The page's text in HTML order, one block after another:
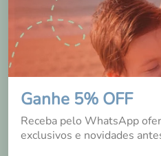
Ganhe 5% OFF
Receba pelo WhatsApp
exclusivos e novidades
NOSSOS
Tem esse produto?